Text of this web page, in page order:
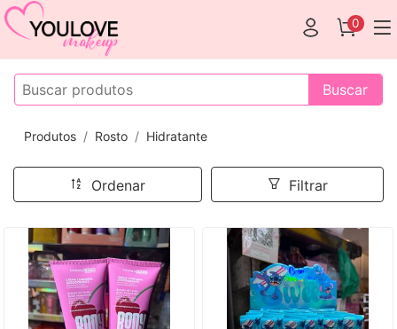
0
Buscar
Produtos Rosto Hidratante
Ordenar Filtrar